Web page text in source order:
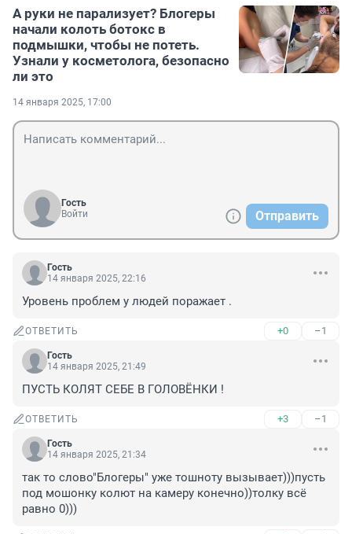
А руки не парализует? Блогеры
начали колоть ботокс в
подмышки, чтобы не потеть.
Узнали у косметолога, безопасно
ли это
14 января 2025, 17:00
Гость
Войти
Отправить
Гость
14 января 2025, 22:16
Уровень проблем у людей поражает .
ОТВЕТИТЬ +0 –1
Гость
14 января 2025, 21:49
ПУСТЬ КОЛЯТ СЕБЕ В ГОЛОВЁНКИ !
ОТВЕТИТЬ +3 –1
Гость
14 января 2025, 21:34
так то слово"Блогеры" уже тошноту вызывает)))пусть
под мошонку колют на камеру конечно))толку всё
равно 0)))